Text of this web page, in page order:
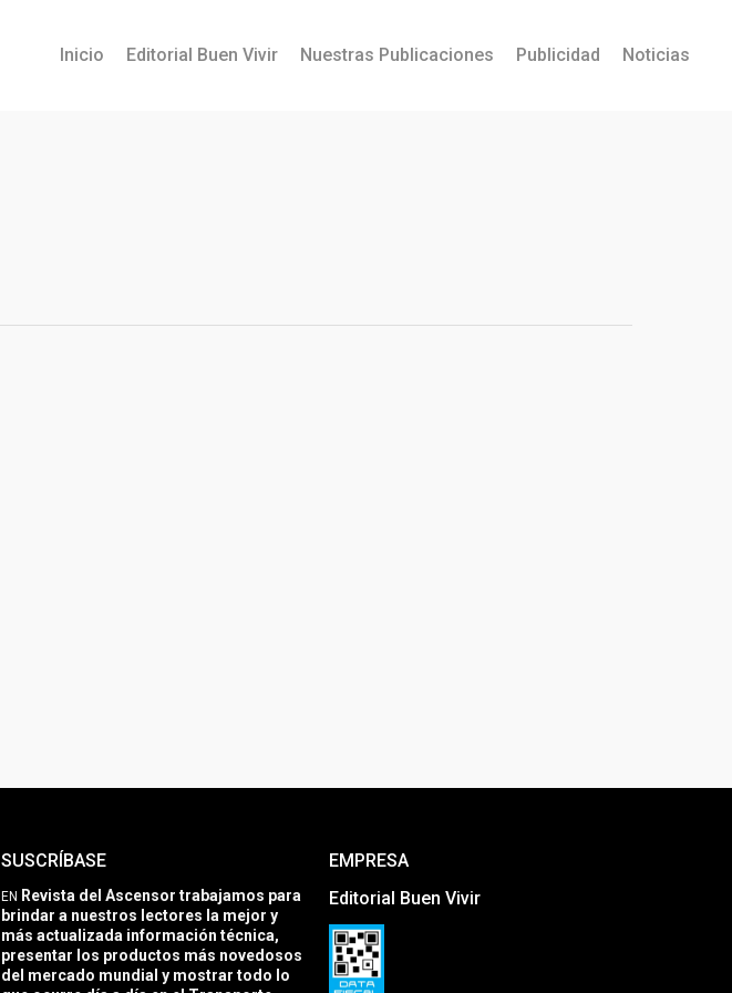
Inicio Editorial Buen Vivir Nuestras Publicaciones Publicidad Noticias
SUSCRÍBASE
EN Revista del Ascensor trabajamos para
brindar a nuestros lectores la mejor y
más actualizada información técnica,
presentar los productos más novedosos
del mercado mundial y mostrar todo lo
EMPRESA
Editorial Buen Vivir